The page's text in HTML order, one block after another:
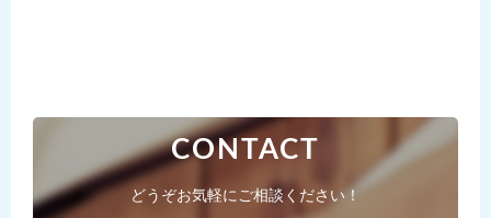
CONTACT
どうぞお気軽にご相談ください！